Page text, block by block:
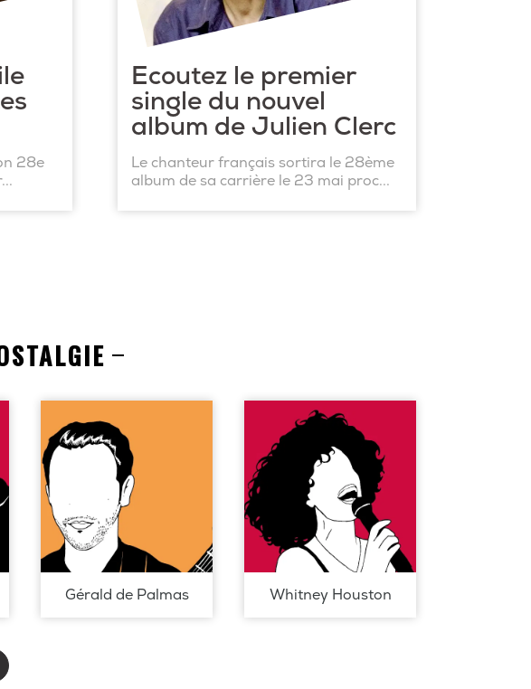
28e
Ecoutez le premier
single du nouvel
album de Julien Clerc
Le chanteur français sortira le 28ème
album de sa carrière le 23 mai proc...
Gérald de Palmas Whitney Houston